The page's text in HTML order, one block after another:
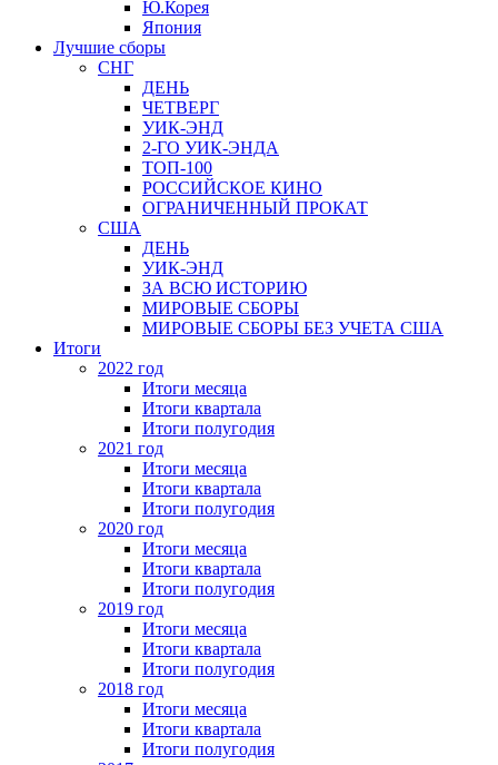
Ю.Корея
Япония
Лучшие сборы
СНГ
ДЕНЬ
ЧЕТВЕРГ
УИК-ЭНД
2-ГО УИК-ЭНДА
ТОП-100
РОССИЙСКОЕ КИНО
ОГРАНИЧЕННЫЙ ПРОКАТ
США
ДЕНЬ
УИК-ЭНД
ЗА ВСЮ ИСТОРИЮ
МИРОВЫЕ СБОРЫ
МИРОВЫЕ СБОРЫ БЕЗ УЧЕТА США
Итоги
2022 год
Итоги месяца
Итоги квартала
Итоги полугодия
2021 год
Итоги месяца
Итоги квартала
Итоги полугодия
2020 год
Итоги месяца
Итоги квартала
Итоги полугодия
2019 год
Итоги месяца
Итоги квартала
Итоги полугодия
2018 год
Итоги месяца
Итоги квартала
Итоги полугодия